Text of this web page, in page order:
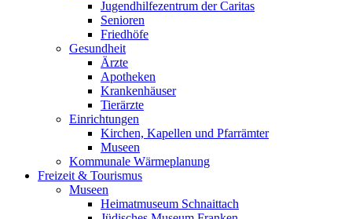
Jugendhilfezentrum der Caritas
Senioren
Friedhöfe
Gesundheit
Ärzte
Apotheken
Krankenhäuser
Tierärzte
Einrichtungen
Kirchen, Kapellen und Pfarrämter
Museen
Kommunale Wärmeplanung
Freizeit & Tourismus
Museen
Heimatmuseum Schnaittach